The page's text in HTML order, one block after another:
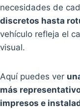
necesidades de
discretos hasta
vehículo refleja el
visual.
Aquí puedes ver
más
impresos e